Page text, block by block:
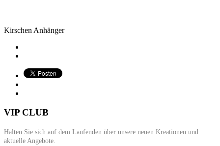
Kirschen Anhänger
VIP CLUB
Halten Sie sich auf dem Laufenden über unsere neuen Kreationen und
aktuelle Angebote.